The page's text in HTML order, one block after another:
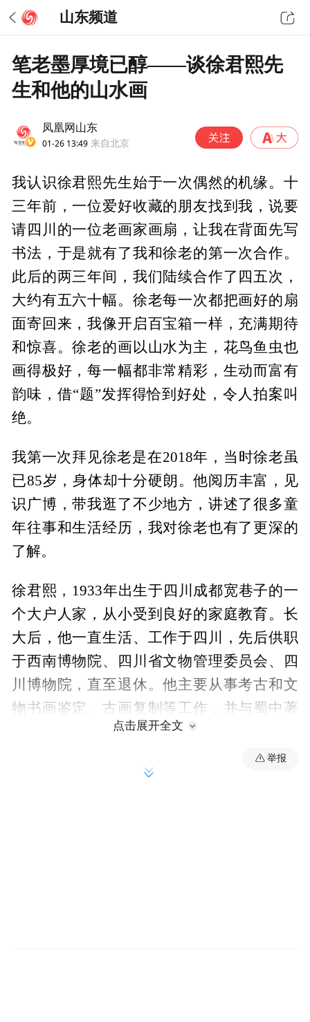
山东频道
笔老墨厚境已醇——谈徐君熙先
生和他的山水画
凤凰网山东
01-26 13:49 来自北京
我认识徐君熙先生始于一次偶然的机缘。十
三年前，一位爱好收藏的朋友找到我，说要
请四川的一位老画家画扇，让我在背面先写
书法，于是就有了我和徐老的第一次合作。
此后的两三年间，我们陆续合作了四五次，
大约有五六十幅。徐老每一次都把画好的扇
面寄回来，我像开启百宝箱一样，充满期待
和惊喜。徐老的画以山水为主，花鸟鱼虫也
画得极好，每一幅都非常精彩，生动而富有
韵味，借“题”发挥得恰到好处，令人拍案叫
绝。
我第一次拜见徐老是在2018年，当时徐老虽
已85岁，身体却十分硬朗。他阅历丰富，见
识广博，带我逛了不少地方，讲述了很多童
年往事和生活经历，我对徐老也有了更深的
了解。
徐君熙，1933年出生于四川成都宽巷子的一
个大户人家，从小受到良好的家庭教育。长
大后，他一直生活、工作于四川，先后供职
于西南博物院、四川省文物管理委员会、四
川博物院，直至退休。他主要从事考古和文
物书画鉴定、古画复制等工作，并与蜀中著
名书画家岑学恭、吴一峰、赵蕴玉等长期共
事，受益良多。他的国画作品《江口》曾入
选西南地区第一届国画展览，《长江猫儿
点击展开全文
举报